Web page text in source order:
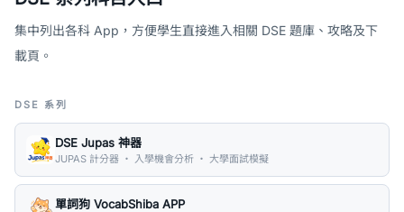
集中列出各科 App，方便學生直接進入相關 DSE 題庫、攻略及下
載頁。
DSE 系列
DSE Jupas 神器
JUPAS 計分器 ・ 入學機會分析 ・ 大學面試模擬
單詞狗 VocabShiba APP